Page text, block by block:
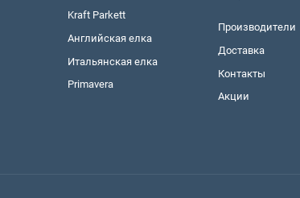
Kraft Parkett
Английская елка
Итальянская елка
Primavera
Производители
Доставка
Контакты
Акции